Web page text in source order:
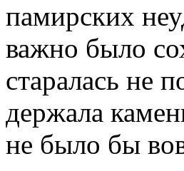
памирских
важно было
старалась не
держала
не было бы